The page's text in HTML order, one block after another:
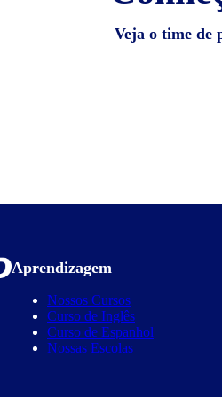
Veja o time de
Aprendizagem
Nossos Cursos
Curso de Inglês
Curso de Espanhol
Nossas Escolas